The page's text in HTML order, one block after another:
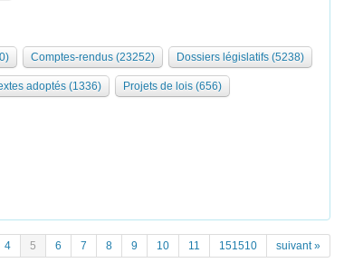
Comptes-rendus (23252) Dossiers législatifs (5238)
adoptés (1336) Projets de lois (656)
4 5 6 7 8 9 10 11 151510 suivant »